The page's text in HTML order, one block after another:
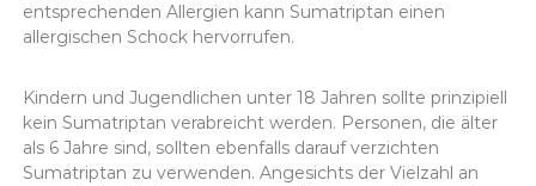
entsprechenden Allergien kann Sumatriptan einen
allergischen Schock hervorrufen.
Kindern und Jugendlichen unter 18 Jahren sollte prinzipiell
kein Sumatriptan verabreicht werden. Personen, die älter
als 6 Jahre sind, sollten ebenfalls darauf verzichten
Sumatriptan zu verwenden. Angesichts der Vielzahl an